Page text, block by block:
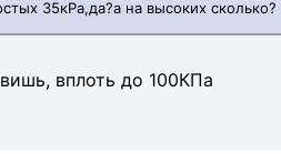
35кРа,да?а на высоких сколько?
вплоть до 100КПа